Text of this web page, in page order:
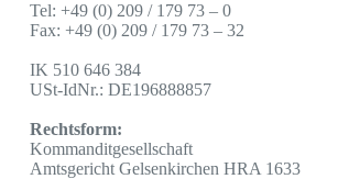
Tel: +49 (0) 209 / 179 73 – 0
Fax: +49 (0) 209 / 179 73 – 32
IK 510 646 384
USt-IdNr.: DE196888857
Rechtsform:
Kommanditgesellschaft
Amtsgericht Gelsenkirchen HRA 1633